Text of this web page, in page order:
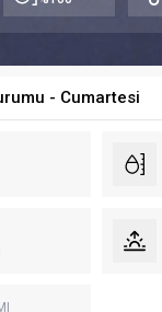
- Cumartesi